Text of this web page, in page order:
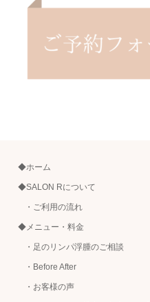
◆ホーム
◆SALON Rについて
・ご利用の流れ
◆メニュー・料金
・足のリンパ浮腫のご相談
・Before After
・お客様の声